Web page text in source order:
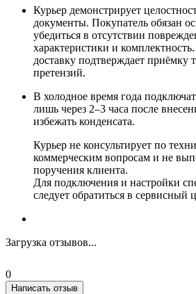
Курьер демонстрирует
документы. Покупатель обязан
убедиться в отсутствии
характеристики и
доставку подтверждает приёмку
претензий.
В холодное время года
лишь через 2–3 часа после
избежать конденсата.
Курьер не консультирует по
коммерческим вопросам и не
поручения клиента.
Для подключения и настройки
следует обратиться в сервисный
Загрузка отзывов...
0
Написать отзыв